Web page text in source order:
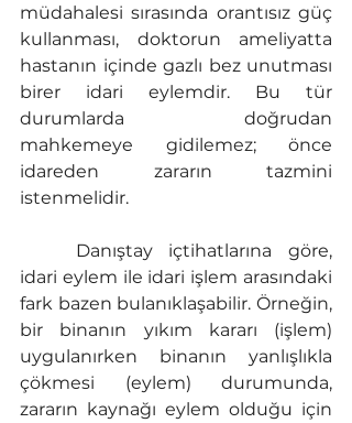
müdahalesi sırasında orantısız güç
kullanması, doktorun ameliyatta
hastanın içinde gazlı bez unutması
birer idari eylemdir. Bu tür
durumlarda doğrudan
mahkemeye gidilemez; önce
idareden zararın tazmini
istenmelidir.
idari eylem ile idari işlem arasındaki
fark bazen bulanıklaşabilir. Örneğin,
bir binanın yıkım kararı (işlem)
uygulanırken binanın yanlışlıkla
çökmesi (eylem) durumunda,
zararın kaynağı eylem olduğu için